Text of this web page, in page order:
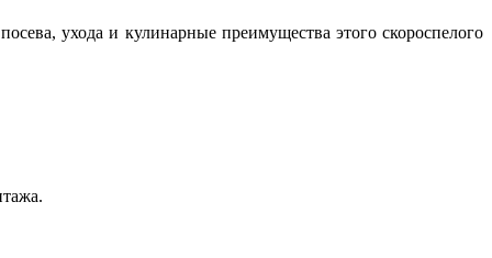
ухода и кулинарные преимущества этого скороспелого